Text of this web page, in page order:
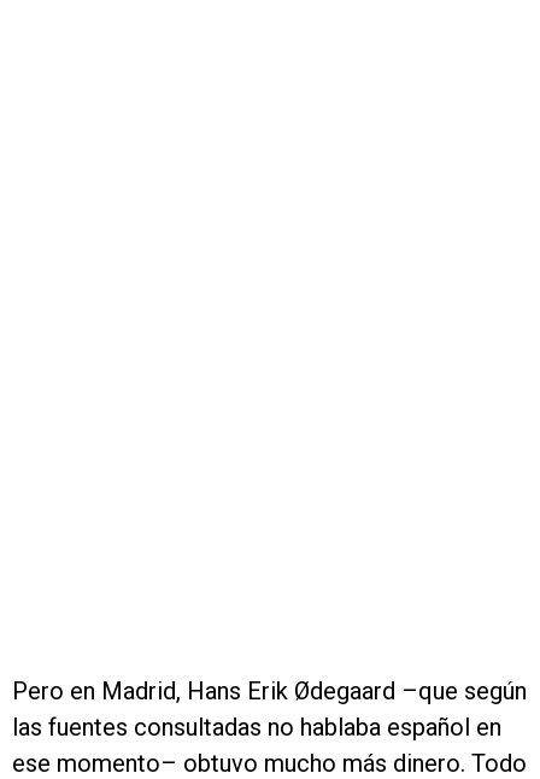
Pero en Madrid, Hans Erik Ødegaard –que según
las fuentes consultadas no hablaba español en
ese momento– obtuvo mucho más dinero. Todo